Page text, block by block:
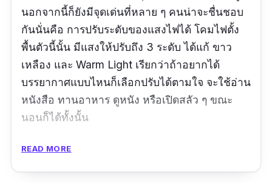
นอกจากนี้ก็ยังมีจุดเด่นที่หลาย ๆ คนน่าจะชื่นชอบ
กันนั่นคือ การปรับระดับของแสงไฟได้ โคมไฟตั้ง
พื้นตัวนี้นั้น มีแสงให้ปรับถึง 3 ระดับ ได้แก้ ขาว
เหลือง และ Warm Light เรียกว่าถ้าอยากได้
บรรยากาศแบบไหนก็เลือกปรับได้ตามใจ จะใช้อ่าน
หนังสือ ทานอาหาร ดูหนัง หรือเปิดสลัว ๆ ขณะ
นอนก็ได้ทั้งนั้น
ข้อมูลเฉพาะ
READ MORE